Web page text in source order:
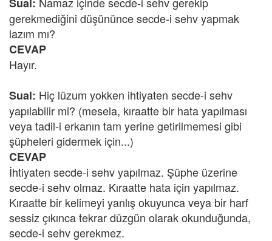
gerekmediğini düşününce secde-i sehv yapmak
lazım mı?
CEVAP
Hayır.
Sual: Hiç lüzum yokken ihtiyaten secde-i sehv
yapılabilir mi? (mesela, kıraatte bir hata yapılması
veya tadil-i erkanın tam yerine getirilmemesi gibi
şüpheleri gidermek için...)
CEVAP
İhtiyaten secde-i sehv yapılmaz. Şüphe üzerine
secde-i sehv olmaz. Kıraatte hata için yapılmaz.
Kıraatte bir kelimeyi yanlış okuyunca veya bir harf
sessiz çıkınca tekrar düzgün olarak okunduğunda,
secde-i sehv gerekmez.